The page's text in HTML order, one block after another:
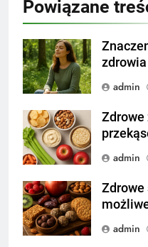
Powiązane
zdrowia
admin
Zdrowe
admin
Zdrowe
admin